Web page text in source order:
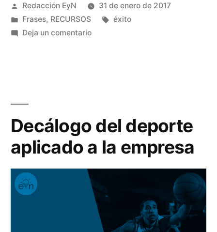
un
1
Publicado
por
Redacción EyN
31 de enero de 2017
Publicado
en
Frases, RECURSOS Etiquetas:
éxito
Deja un comentarioen
ciento
inspiración
Decálogo del deporte
aplicado a la empresa